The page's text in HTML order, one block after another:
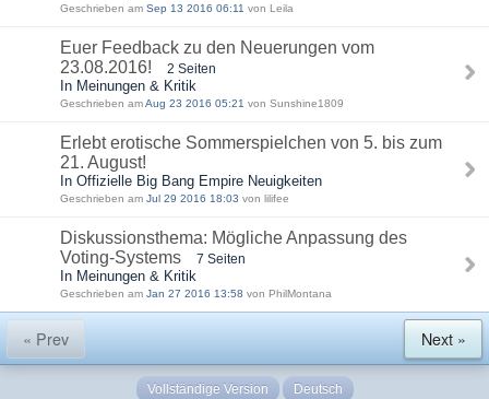
Geschrieben am Sep 13 2016 06:11 von Leila
Euer Feedback zu den Neuerungen vom
23.08.2016!
2 Seiten
In Meinungen & Kritik
Geschrieben amAug 23 2016 05:21 von Sunshine1809
Erlebt erotische Sommerspielchen von 5. bis zum
21. August!
In Offizielle Big Bang Empire Neuigkeiten
Geschrieben am Jul 29 2016 18:03 von lilifee
Diskussionsthema: Mögliche Anpassung des
Voting-Systems
7 Seiten
In Meinungen & Kritik
Geschrieben am Jan 27 2016 13:58 von PhilMontana
« Prev Next »
Vollständige Version Deutsch